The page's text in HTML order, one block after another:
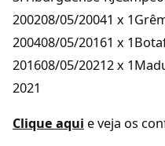
200208/05/20041 x
200408/05/20161 x
201608/05/20212 x
2021
Clique aqui e veja os